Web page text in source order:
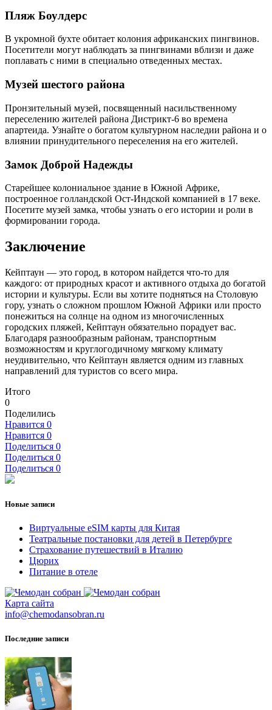
Пляж Боулдерс
В укромной бухте обитает колония африканских пингвинов.
Посетители могут наблюдать за пингвинами вблизи и даже
поплавать с ними в специально отведенных местах.
Музей шестого района
Пронзительный музей, посвященный насильственному
переселению жителей района Дистрикт-6 во времена
апартеида. Узнайте о богатом культурном наследии района и о
влиянии принудительного переселения на его жителей.
Замок Доброй Надежды
Старейшее колониальное здание в Южной Африке,
построенное голландской Ост-Индской компанией в 17 веке.
Посетите музей замка, чтобы узнать о его истории и роли в
формировании города.
Заключение
Кейптаун — это город, в котором найдется что-то для
каждого: от природных красот и активного отдыха до богатой
истории и культуры. Если вы хотите подняться на Столовую
гору, узнать о сложном прошлом Южной Африки или просто
понежиться на солнце на одном из многочисленных
городских пляжей, Кейптаун обязательно порадует вас.
Благодаря разнообразным районам, транспортным
возможностям и круглогодичному мягкому климату
неудивительно, что Кейптаун является одним из главных
направлений для туристов со всего мира.
Итого
0
Поделились
Нравится 0
Нравится 0
Поделиться 0
Поделиться 0
Поделиться 0
Новые записи
Виртуальные eSIM карты для Китая
Театральные постановки для детей в Петербурге
Страхование путешествий в Италию
Цюрих
Питание в отеле
Карта сайта
info@chemodansobran.ru
Последние записи